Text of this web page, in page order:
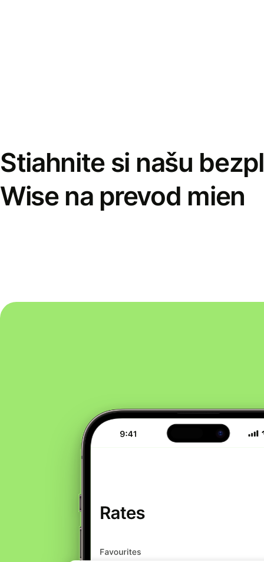
Stiahnite si našu
Wise na prevod mien